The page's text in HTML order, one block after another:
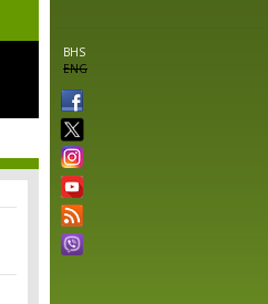
BHS
ENG